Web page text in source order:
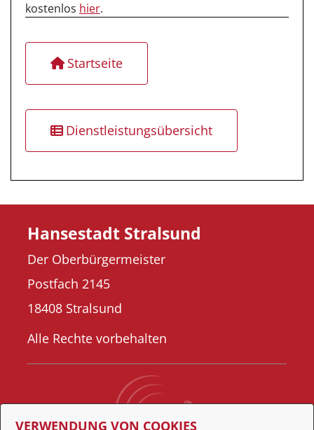
kostenlos hier.
Startseite
Dienstleistungsübersicht
Hansestadt Stralsund
Der Oberbürgermeister
Postfach 2145
18408 Stralsund
Alle Rechte vorbehalten
VERWENDUNG VON COOKIES